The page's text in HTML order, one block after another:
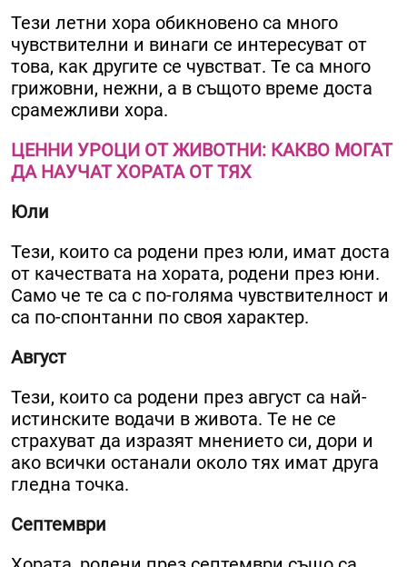
Тези летни хора обикновено са много
чувствителни и винаги се интересуват от
това, как другите се чувстват. Те са много
грижовни, нежни, а в същото време доста
срамежливи хора.
ЦЕННИ УРОЦИ ОТ ЖИВОТНИ: КАКВО МОГАТ
ДА НАУЧАТ ХОРАТА ОТ ТЯХ
Юли
Тези, които са родени през юли, имат доста
от качествата на хората, родени през юни.
Само че те са с по-голяма чувствителност и
са по-спонтанни по своя характер.
Август
Тези, които са родени през август са най-
истинските водачи в живота. Те не се
страхуват да изразят мнението си, дори и
ако всички останали около тях имат друга
гледна точка.
Септември